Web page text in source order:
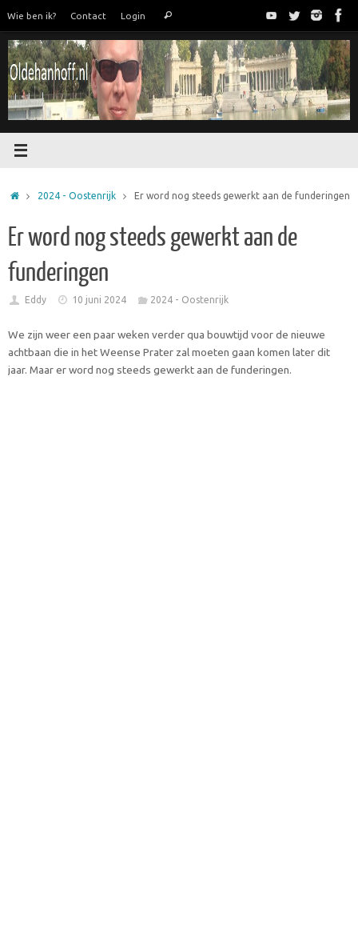
de
inhoud
Wie ben ik? Contact Login Zoeken
Home2024 - Oostenrijk Er word nog steeds gewerkt aan de funderingen
Er word nog steeds gewerkt aan de
funderingen
Eddy 10 juni 2024 2024 - Oostenrijk
We zijn weer een paar weken verder qua bouwtijd voor de nieuwe
achtbaan die in het Weense Prater zal moeten gaan komen later dit
jaar. Maar er word nog steeds gewerkt aan de funderingen.